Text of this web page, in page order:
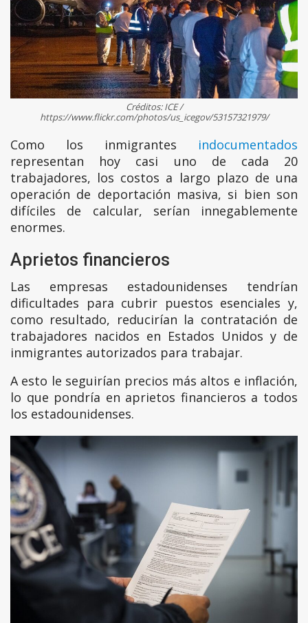
Créditos: ICE /
https://www.flickr.com/photos/us_icegov/53157321979/
Como los inmigrantes indocumentados
representan hoy casi uno de cada 20
trabajadores, los costos a largo plazo de una
operación de deportación masiva, si bien son
difíciles de calcular, serían innegablemente
enormes.
Aprietos financieros
Las empresas estadounidenses tendrían
dificultades para cubrir puestos esenciales y,
como resultado, reducirían la contratación de
trabajadores nacidos en Estados Unidos y de
inmigrantes autorizados para trabajar.
A esto le seguirían precios más altos e inflación,
lo que pondría en aprietos financieros a todos
los estadounidenses.